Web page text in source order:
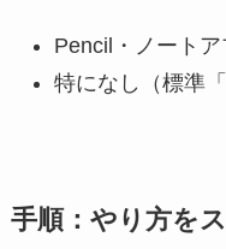
Pencil・ノートア
特になし（標準
手順：やり方を